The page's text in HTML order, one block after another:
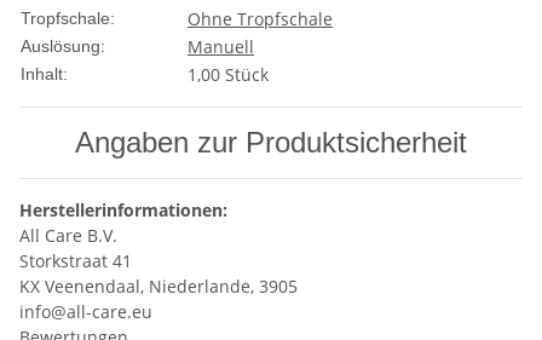
Tropfschale: Ohne Tropfschale
Auslösung: Manuell
Inhalt: 1,00 Stück
Angaben zur Produktsicherheit
Herstellerinformationen:
All Care B.V.
Storkstraat 41
KX Veenendaal, Niederlande, 3905
info@all-care.eu